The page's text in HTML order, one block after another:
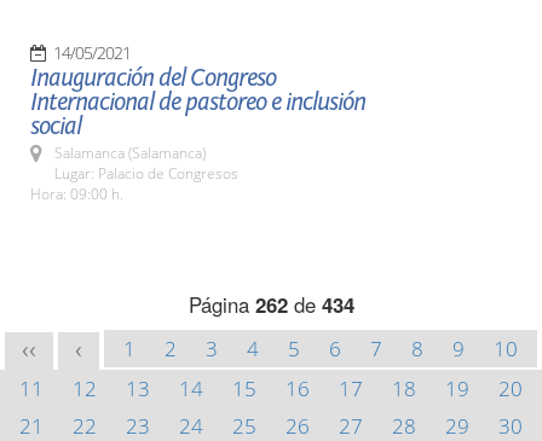
14/05/2021
Inauguración del Congreso
Internacional de pastoreo e inclusión
social
Salamanca (Salamanca)
Lugar: Palacio de Congresos
Hora: 09:00 h.
Página 262de 434
<< < 1 2 3 4 5 6 7 8 9
10
11
12 13 14 15 16 17 18 19
20
21
22 23 24 25 26 27 28 29
30